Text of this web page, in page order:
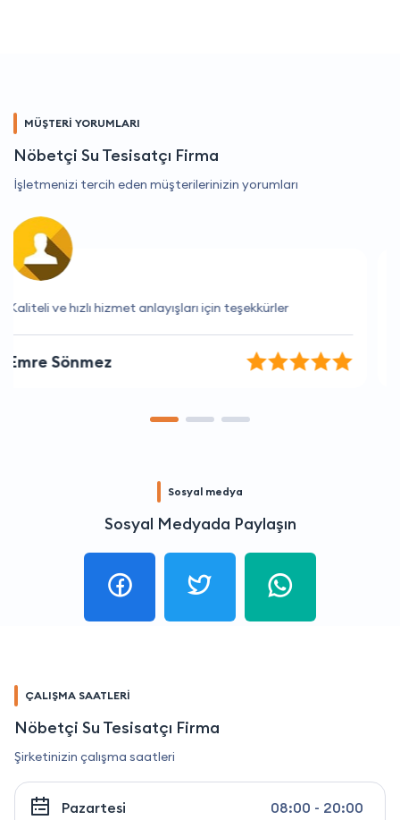
MÜŞTERİ YORUMLARI
Nöbetçi Su Tesisatçı Firma
İşletmenizi tercih eden müşterilerinizin yorumları
Firma ile çalışmak çok keyifli
Koray Karataş
Sosyal medya
Sosyal Medyada Paylaşın
ÇALIŞMA SAATLERİ
Nöbetçi Su Tesisatçı Firma
Şirketinizin çalışma saatleri
Pazartesi 08:00 - 20:00